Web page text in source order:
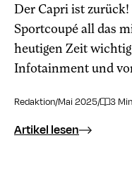
Der Capri ist
Sportcoupé all das
heutigen Zeit
Infotainment und
Redaktion/Mai 2025/ 3
Artikel lesen